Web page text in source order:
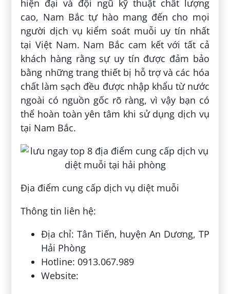
hiện đại và đội ngũ kỹ thuật chất lượng
cao, Nam Bắc tự hào mang đến cho mọi
người dịch vụ kiểm soát muỗi uy tín nhất
tại Việt Nam. Nam Bắc cam kết với tất cả
khách hàng rằng sự uy tín được đảm bảo
bằng những trang thiết bị hỗ trợ và các hóa
chất làm sạch đều được nhập khẩu từ nước
ngoài có nguồn gốc rõ ràng, vì vậy bạn có
thể hoàn toàn yên tâm khi sử dụng dịch vụ
tại Nam Bắc.
Địa điểm cung cấp dịch vụ diệt muỗi
Thông tin liên hệ:
Địa chỉ: Tân Tiến, huyện An Dương, TP
Hải Phòng
Hotline: 0913.067.989
Website: